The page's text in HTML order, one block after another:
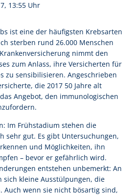
13:55 Uhr
ist eine der häufigsten Krebsarten
sterben rund 26.000 Menschen
nimmt den
zum Anlass, ihre Versicherten für
zu sensibilisieren. Angeschrieben
die 2017 50 Jahre alt
Angebot, den immunologischen
Im Frühstadium stehen die
sehr gut. Es gibt Untersuchungen,
und Möglichkeiten, ihn
– bevor er gefährlich wird.
entstehen unbemerkt: An
sich kleine Ausstülpungen, die
Auch wenn sie nicht bösartig sind,